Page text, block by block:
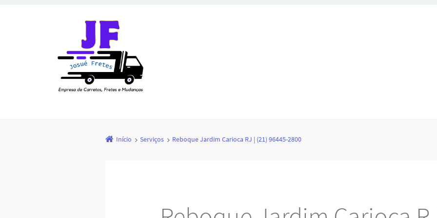
Início Serviços Reboque Jardim Carioca RJ | (21) 96445-2800